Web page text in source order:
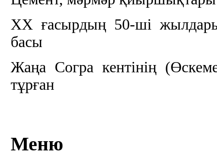
ХХ ғасырдың 50-ші
басы
Жаңа Согра кентінің
тұрған
Меню